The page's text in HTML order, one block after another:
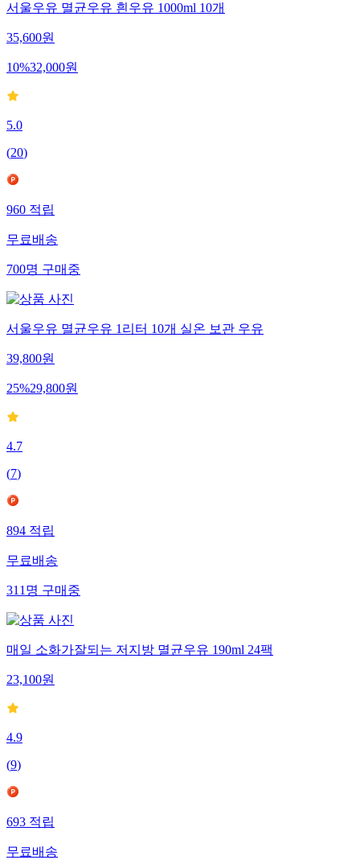
서울우유 멸균우유 흰우유 1000ml 10개
35,600원
10%32,000원
5.0
(20)
960적립
무료배송
700명구매중
서울우유 멸균우유 1리터 10개 실온 보관 우유
39,800원
25%29,800원
4.7
(7)
894적립
무료배송
311명구매중
매일 소화가잘되는 저지방 멸균우유 190ml 24팩
23,100원
4.9
(9)
693적립
무료배송